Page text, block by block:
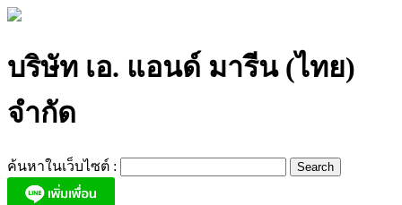
Skip
บริษัท เอ. แอนด์ มารีน (ไทย)
จำกัด
ค้นหาในเว็บไซต์ :